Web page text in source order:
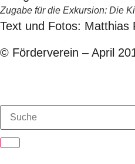
Zugabe für die Exkursion: Die
Text und Fotos: Matthias
© Förderverein – April